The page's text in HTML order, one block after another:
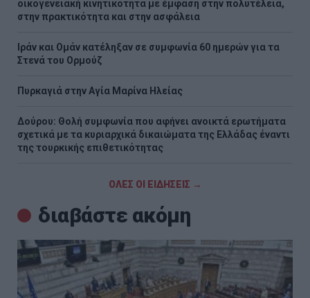
οικογενειακή κινητικότητα με έμφαση στην πολυτέλεια,
στην πρακτικότητα και στην ασφάλεια
Ιράν και Ομάν κατέληξαν σε συμφωνία 60 ημερών για τα
Στενά του Ορμούζ
Πυρκαγιά στην Aγία Μαρίνα Ηλείας
Δούρου: Θολή συμφωνία που αφήνει ανοικτά ερωτήματα
σχετικά με τα κυριαρχικά δικαιώματα της Ελλάδας έναντι
της τουρκικής επιθετικότητας
ΟΛΕΣ ΟΙ ΕΙΔΗΣΕΙΣ →
διαβάστε ακόμη